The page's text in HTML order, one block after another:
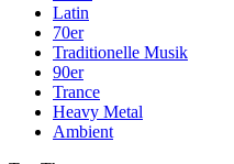
Latin
70er
Traditionelle Musik
90er
Trance
Heavy Metal
Ambient